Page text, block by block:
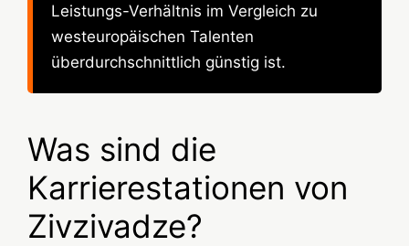
Leistungs-Verhältnis im Vergleich zu
westeuropäischen Talenten
überdurchschnittlich günstig ist.
Was sind die
Karrierestationen von
Zivzivadze?